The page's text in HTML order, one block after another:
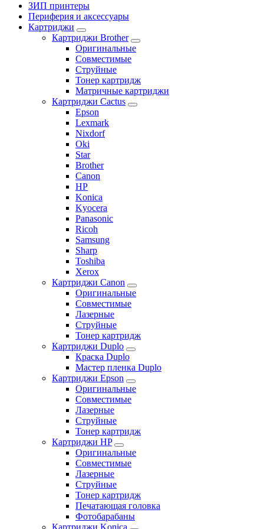
ЗИП принтеры
Периферия и аксессуары
Картриджи
Картриджи Brother
Оригинальные
Совместимые
Струйные
Тонер картридж
Матричные картриджи
Картриджи Cactus
Epson
Lexmark
Nixdorf
Oki
Star
Brother
Canon
HP
Konica
Kyocera
Panasonic
Ricoh
Samsung
Sharp
Toshiba
Xerox
Картриджи Canon
Оригинальные
Совместимые
Лазерные
Струйные
Тонер картридж
Картриджи Duplo
Краска Duplo
Мастер пленка Duplo
Картриджи Epson
Оригинальные
Совместимые
Лазерные
Струйные
Тонер картридж
Картриджи HP
Оригинальные
Совместимые
Лазерные
Струйные
Тонер картридж
Печатающая головка
Фотобарабаны
Картриджи Konica